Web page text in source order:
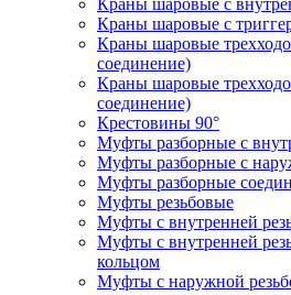
Краны шаровые с
Краны шаровые с
Краны шаровые
соединение)
Краны шаровые
соединение)
Крестовины 90°
Муфты разборные с
Муфты разборные с
Муфты разборные
Муфты резьбовые
Муфты с внутренней
Муфты с внутренней
кольцом
Муфты с наружной